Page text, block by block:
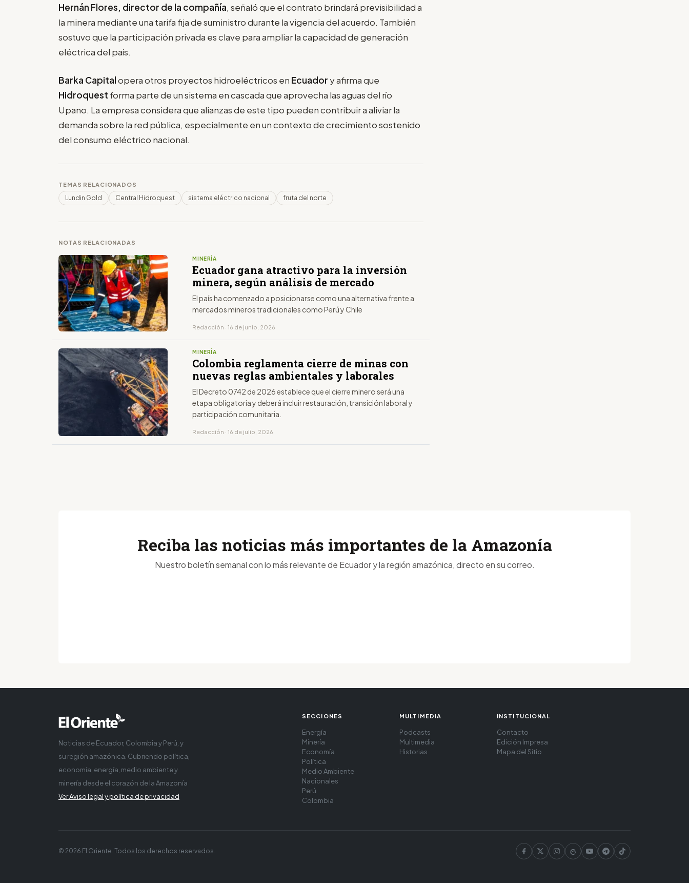
Hernán Flores, director de la compañía, señaló que el contrato brindará previsibilidad a
la minera mediante una tarifa fija de suministro durante la vigencia del acuerdo. También
sostuvo que la participación privada es clave para ampliar la capacidad de generación
eléctrica del país.
Barka Capitalopera otros proyectos hidroeléctricos en Ecuador y afirma que
Hidroquest forma parte de un sistema en cascada que aprovecha las aguas del río
Upano. La empresa considera que alianzas de este tipo pueden contribuir a aliviar la
demanda sobre la red pública, especialmente en un contexto de crecimiento sostenido
del consumo eléctrico nacional.
TEMAS RELACIONADOS
Lundin Gold Central Hidroquest sistema eléctrico nacional fruta del norte
NOTAS RELACIONADAS
MINERÍA
Ecuador gana atractivo para la inversión
minera, según análisis de mercado
El país ha comenzado a posicionarse como una alternativa frente a
mercados mineros tradicionales como Perú y Chile
Redacción · 16 de junio, 2026
MINERÍA
Colombia reglamenta cierre de minas con
nuevas reglas ambientales y laborales
El Decreto 0742 de 2026 establece que el cierre minero será una
etapa obligatoria y deberá incluir restauración, transición laboral y
participación comunitaria.
Redacción · 16 de julio, 2026
Reciba las noticias más importantes de la Amazonía
Nuestro boletín semanal con lo más relevante de Ecuador y la región amazónica, directo en su correo.
Noticias de Ecuador, Colombia y Perú, y
su región amazónica. Cubriendo política,
economía, energía, medio ambiente y
minería desde el corazón de la Amazonía
Ver Aviso legal y política de privacidad
SECCIONES
Energía
Minería
Economía
Política
Medio Ambiente
Nacionales
Perú
Colombia
MULTIMEDIA
Podcasts
Multimedia
Historias
INSTITUCIONAL
Contacto
Edición Impresa
Mapa del Sitio
© 2026 El Oriente. Todos los derechos reservados.